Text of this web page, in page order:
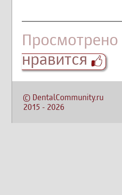
Просмотрено
нравится
© DentalCommunity.ru
2015 - 2026